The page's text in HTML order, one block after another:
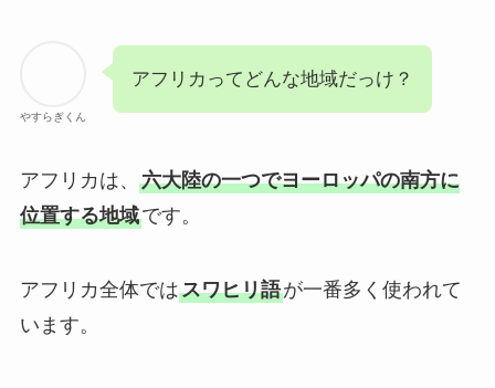
やすらぎくん
アフリカってどんな地域だっけ？
アフリカは、 六大陸の一つでヨーロッパの南方に
位置する地域です。
アフリカ全体ではスワヒリ語が一番多く使われて
います。